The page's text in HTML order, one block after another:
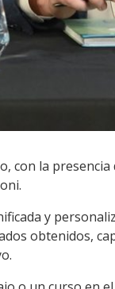
con la
y
obtenidos,